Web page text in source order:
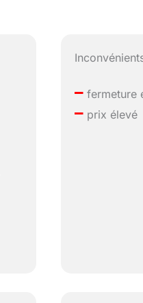
– fermeture
– prix élevé